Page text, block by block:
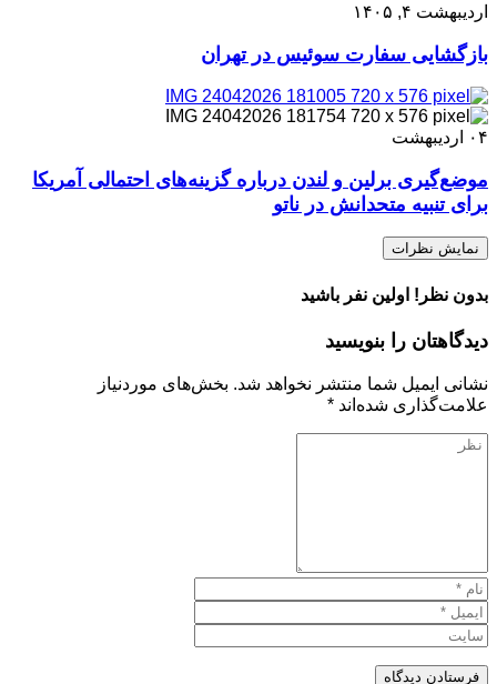
اردیبهشت ۴, ۱۴۰۵
بازگشایی سفارت سوئیس در تهران
۰۴ اردیبهشت
موضع‌گیری برلین و لندن درباره گزینه‌های احتمالی آمریکا
برای تنبیه متحدانش در ناتو
نمایش نظرات
بدون نظر! اولین نفر باشید
دیدگاهتان را بنویسید
نشانی ایمیل شما منتشر نخواهد شد. بخش‌های موردنیاز
علامت‌گذاری شده‌اند *